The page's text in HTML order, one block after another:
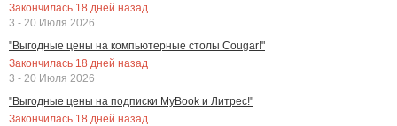
Закончилась 18 дней назад
3 - 20 Июля 2026
"Выгодные цены на компьютерные столы Cougar!"
Закончилась 18 дней назад
3 - 20 Июля 2026
"Выгодные цены на подписки MyBook и Литрес!"
Закончилась 18 дней назад